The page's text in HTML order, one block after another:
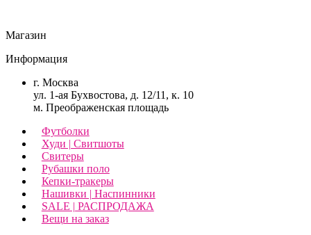
Магазин
Информация
г. Москва
ул. 1-ая Бухвостова, д. 12/11, к. 10
м. Преображенская площадь
Футболки
Худи | Свитшоты
Свитеры
Рубашки поло
Кепки-тракеры
Нашивки | Наспинники
SALE | РАСПРОДАЖА
Вещи на заказ